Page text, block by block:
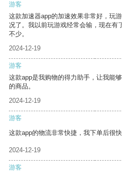
游客
这款加速器app的加速效果非常好，玩
况了。我以前玩游戏经常会输，现在有
不少。
2024-12-19
游客
这款app是我购物的得力助手，让我能
的商品。
2024-12-19
游客
这款app的物流非常快捷，我下单后很快
2024-12-19
游客